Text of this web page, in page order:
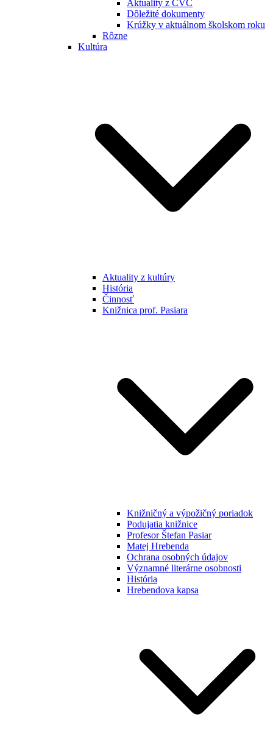
Aktuality z CVČ
Dôležité dokumenty
Krúžky v aktuálnom školskom roku
Rôzne
Kultúra
Aktuality z kultúry
História
Činnosť
Knižnica prof. Pasiara
Knižničný a výpožičný poriadok
Podujatia knižnice
Profesor Štefan Pasiar
Matej Hrebenda
Ochrana osobných údajov
Významné literárne osobnosti
História
Hrebendova kapsa